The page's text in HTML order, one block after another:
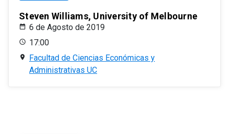
Steven Williams, University of Melbourne
6 de Agosto de 2019
17:00
Facultad de Ciencias Económicas y
Administrativas UC